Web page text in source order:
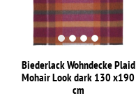
Biederlack Wohndecke Plaid
Mohair Look dark 130 x190
cm